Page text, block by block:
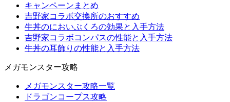
キャンペーンまとめ
吉野家コラボ交換所のおすすめ
牛丼のにおいぶくろの効果と入手方法
吉野家コラボコンパスの性能と入手方法
牛丼の耳飾りの性能と入手方法
メガモンスター攻略
メガモンスター攻略一覧
ドラゴンコープス攻略